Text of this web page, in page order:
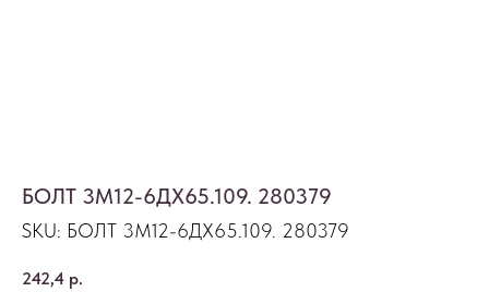
БОЛТ 3М12-6ДХ65.109. 280379
SKU: БОЛТ 3М12-6ДХ65.109. 280379
242,4 р.